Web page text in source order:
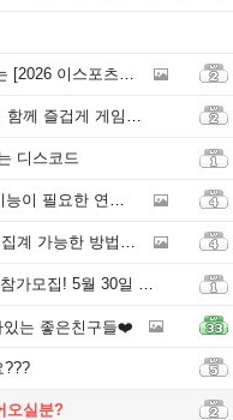
학리그 PUBG 쇼매치]
모십니다! (초대 상시 대기)
디스코드
운영자분 연락주세요!
법을 알려드립니다.
! 5월 30일 하루 운영!
는 좋은친구들❤️
???
오실분?